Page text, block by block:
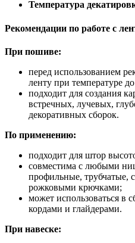
Температура
Рекомендации по работе с
При пошиве:
перед использованием
ленту при температуре
подходит для создания
встречных, лучевых,
декоративных сборок.
По применению:
подходит для штор
совместима с любыми
профильные, трубчатые,
рожковыми крючками;
может использоваться в
кордами и глайдерами.
При навеске: